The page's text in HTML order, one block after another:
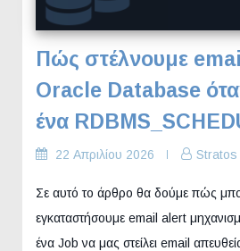
Πώς στέλνουμε
Oracle Database
ένα
22 Απριλίου 2026 Stratos
Σε αυτό το άρθρο θα δούμε πώς
εγκαταστήσουμε email alert
ένα Job να μας στείλει email